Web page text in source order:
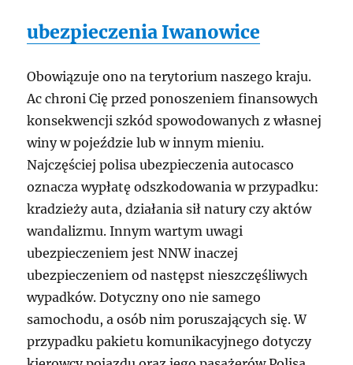
ubezpieczenia Iwanowice
Obowiązuje ono na terytorium naszego kraju.
Ac chroni Cię przed ponoszeniem finansowych
konsekwencji szkód spowodowanych z własnej
winy w pojeździe lub w innym mieniu.
Najczęściej polisa ubezpieczenia autocasco
oznacza wypłatę odszkodowania w przypadku:
kradzieży auta, działania sił natury czy aktów
wandalizmu. Innym wartym uwagi
ubezpieczeniem jest NNW inaczej
ubezpieczeniem od następst nieszczęśliwych
wypadków. Dotyczny ono nie samego
samochodu, a osób nim poruszających się. W
przypadku pakietu komunikacyjnego dotyczy